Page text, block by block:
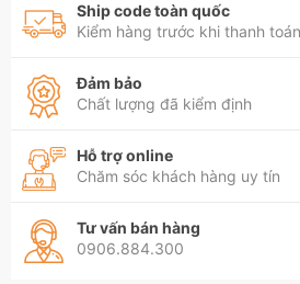
Ship code toàn quốc
Kiểm hàng trước khi thanh toán
Đảm bảo
Chất lượng đã kiểm định
Hỗ trợ online
Chăm sóc khách hàng uy tín
Tư vấn bán hàng
0906.884.300